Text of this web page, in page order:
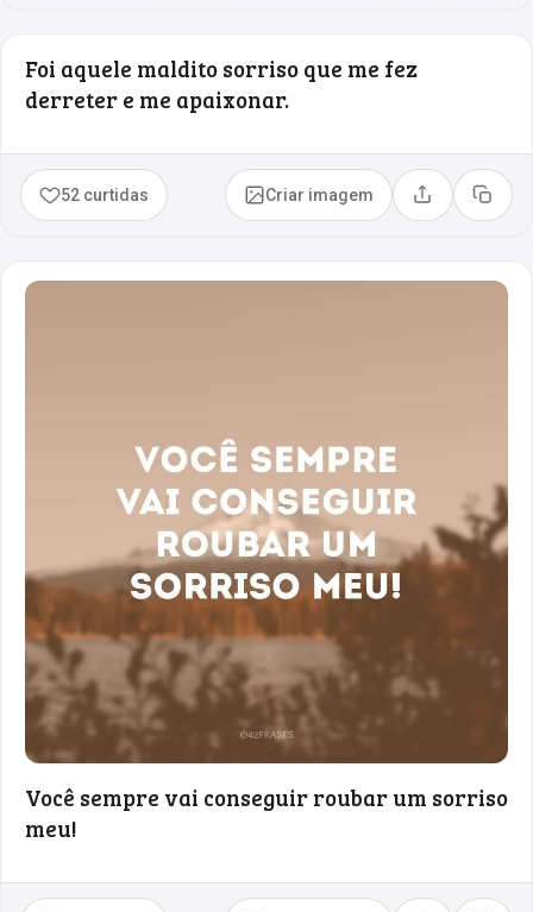
Foi aquele maldito sorriso que me fez
derreter e me apaixonar.
52 curtidas Criar imagem Compartilhar
Copiar
Você sempre vai conseguir roubar um sorriso
meu!